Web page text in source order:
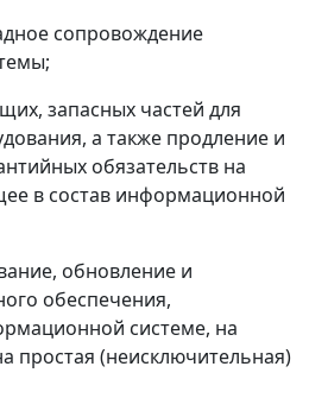
сопровождение
запасных частей для
а также продление и
обязательств на
в состав информационной
обновление и
обеспечения,
системе, на
простая (неисключительная)